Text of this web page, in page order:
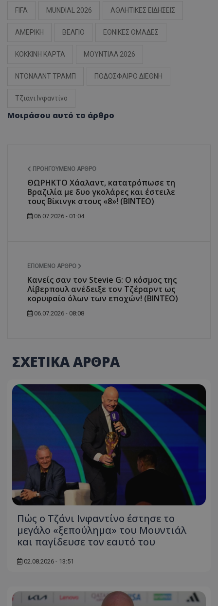
FIFA MUNDIAL 2026 ΑΘΛΗΤΙΚΕΣ ΕΙΔΗΣΕΙΣ
ΑΜΕΡΙΚΗ ΒΕΛΓΙΟ ΕΘΝΙΚΕΣ ΟΜΑΔΕΣ
ΚΟΚΚΙΝΗ ΚΑΡΤΑ ΜΟΥΝΤΙΑΛ 2026
ΝΤΟΝΑΛΝΤ ΤΡΑΜΠ ΠΟΔΟΣΦΑΙΡΟ ΔΙΕΘΝΗ
Τζιάνι Ινφαντίνο
Μοιράσου αυτό το άρθρο
ΠΡΟΗΓΟΎΜΕΝΟ ΆΡΘΡΟ
ΘΩΡΗΚΤΟ Χάαλαντ, κατατρόπωσε τη
Βραζιλία με δυο γκολάρες και έστειλε
τους Βίκινγκ στους «8»! (ΒΙΝΤΕΟ)
06.07.2026 - 01:04
ΕΠΌΜΕΝΟ ΆΡΘΡΟ
Κανείς σαν τον Stevie G: Ο κόσμος της
Λίβερπουλ ανέδειξε τον Τζέραρντ ως
κορυφαίο όλων των εποχών! (BINTEO)
06.07.2026 - 08:08
ΣΧΕΤΙΚΑ ΑΡΘΡΑ
Πώς ο Τζάνι Ινφαντίνο έστησε το
μεγάλο «ξεπούλημα» του Μουντιάλ
και παγίδευσε τον εαυτό του
02.08.2026 - 13:51